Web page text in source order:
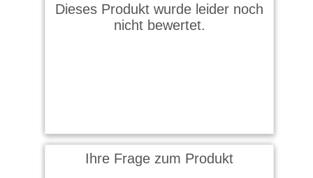
Dieses Produkt wurde leider noch
nicht bewertet.
Ihre Frage zum Produkt